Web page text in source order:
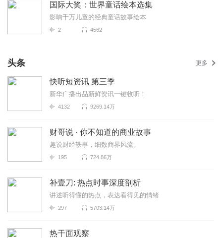
国际大奖：世界童话绘本选集
影响千万儿童的经典童话故事绘本
2 4562
头条 更多
快听短资讯 第三季
新华广播出品新鲜资讯一键收听！
4132 9269.14万
财哥说 · 你不知道的商业故事
趣说财经轶事，细数商界风流。
195 724.86万
补壹刀: 热点时事深度剖析
讲述听得懂的热点，表达看得见的情绪
297 5703.14万
热干面观察